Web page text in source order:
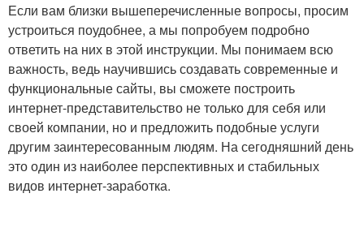
Если вам близки вышеперечисленные вопросы, просим
устроиться поудобнее, а мы попробуем подробно
ответить на них в этой инструкции. Мы понимаем всю
важность, ведь научившись создавать современные и
функциональные сайты, вы сможете построить
интернет-представительство не только для себя или
своей компании, но и предложить подобные услуги
другим заинтересованным людям. На сегодняшний день
это один из наиболее перспективных и стабильных
видов интернет-заработка.